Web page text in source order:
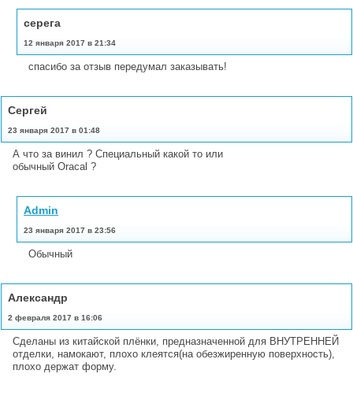
серега
12 января 2017 в 21:34
спасибо за отзыв передумал заказывать!
Сергей
23 января 2017 в 01:48
А что за винил ? Специальный какой то или
обычный Oracal ?
Admin
23 января 2017 в 23:56
Обычный
Александр
2 февраля 2017 в 16:06
Сделаны из китайской плёнки, предназначенной для ВНУТРЕННЕЙ
отделки, намокают, плохо клеятся(на обезжиренную поверхность),
плохо держат форму.